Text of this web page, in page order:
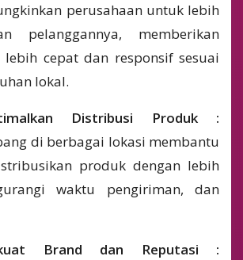
perusahaan untuk lebih
pelanggannya, memberikan
lebih cepat dan responsif sesuai
lokal.
Distribusi Produk :
di berbagai lokasi membantu
produk dengan lebih
waktu pengiriman, dan
Brand dan Reputasi :